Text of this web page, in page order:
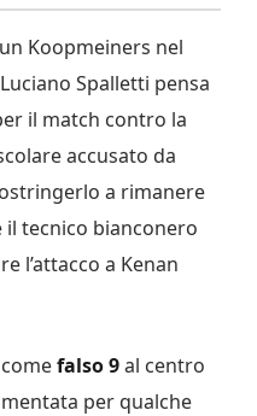
Koopmeiners nel
Spalletti pensa
il match contro la
accusato da
a rimanere
tecnico bianconero
l’attacco a Kenan
falso 9al centro
per qualche